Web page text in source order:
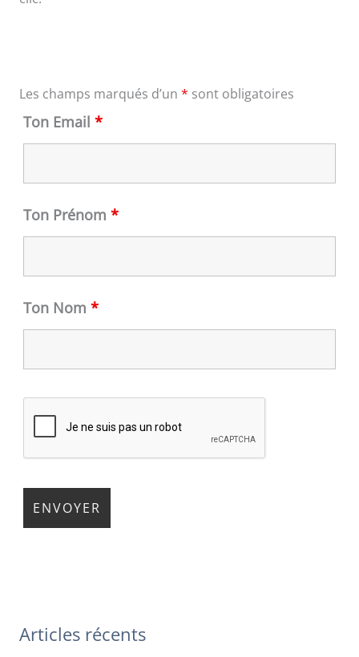
Les champs marqués d’un * sont obligatoires
Ton Email *
Ton Prénom *
Ton Nom *
Articles récents